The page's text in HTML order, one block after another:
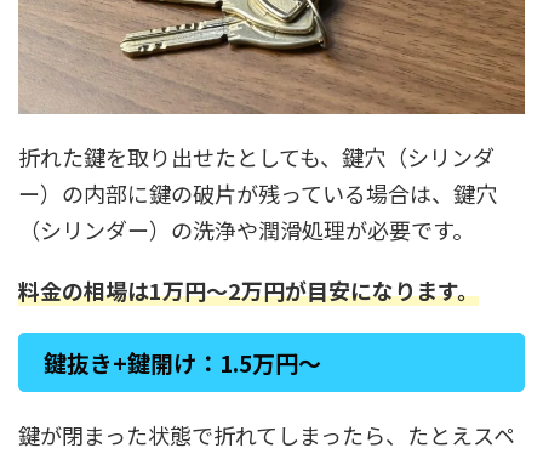
折れた鍵を取り出せたとしても、鍵穴（シリンダ
ー）の内部に鍵の破片が残っている場合は、鍵穴
（シリンダー）の洗浄や潤滑処理が必要です。
料金の相場は1万円〜2万円が目安になります。
鍵抜き+鍵開け：1.5万円〜
鍵が閉まった状態で折れてしまったら、たとえスペ